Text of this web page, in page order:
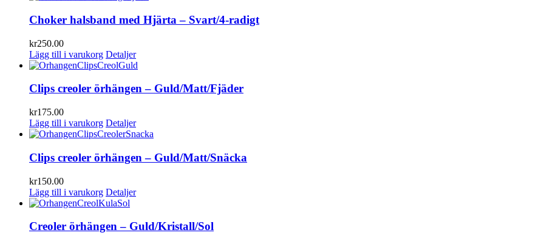
Choker halsband med Hjärta – Svart/4-radigt
kr250.00
Lägg till i varukorg Detaljer
Clips creoler örhängen – Guld/Matt/Fjäder
kr175.00
Lägg till i varukorg Detaljer
Clips creoler örhängen – Guld/Matt/Snäcka
kr150.00
Lägg till i varukorg Detaljer
Creoler örhängen – Guld/Kristall/Sol